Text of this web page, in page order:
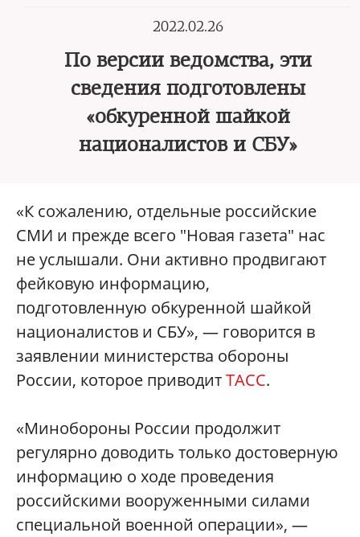
2022.02.26
По версии ведомства, эти
сведения подготовлены
«обкуренной шайкой
националистов и СБУ»
«К сожалению, отдельные российские
СМИ и прежде всего "Новая газета" нас
не услышали. Они активно продвигают
фейковую информацию,
подготовленную обкуренной шайкой
националистов и СБУ», — говорится в
заявлении министерства обороны
России, которое приводитТАСС.
«Минобороны России продолжит
регулярно доводить только достоверную
информацию о ходе проведения
российскими вооруженными силами
специальной военной операции», —